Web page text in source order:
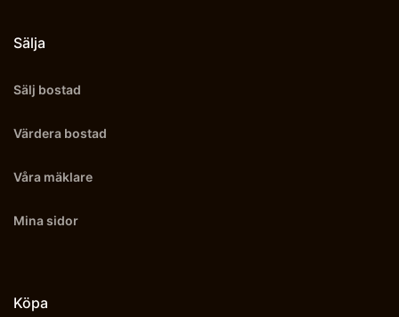
Sälja
Sälj bostad
Värdera bostad
Våra mäklare
Mina sidor
Köpa